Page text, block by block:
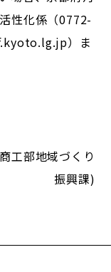
性化係（0772-
）ま
工部地域づくり
振興課)